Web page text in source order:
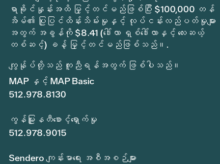
ရာခိုင်နှုန်းအထိ မြှင့်တင်မည်ဖြစ်ပြီး $100,000 တန်
အိမ်၏ ပြုပြင်ထိန်းသိမ်းမှုနှင့် လုပ်ငန်းလည်ပတ်မှုများ
အတွက် အခွန်ကို $8.41 (ဒေါ်လာ ရှစ်ဒေါ်လာနှင့် လေးဆယ့်
တစ်ဆင့်) ခန့် မြှင့်တင်မည်ဖြစ်သည်။.
ကျွန်ုပ်တို့သည် ကူညီရန်အတွက် ဖြစ်ပါသည်။
MAP နှင့် MAP Basic
512.978.8130
ကွန်မြူနတီစောင့်ရှောက်မှု
512.978.9015
Sendero ကျန်းမာရေး အစီအစဉ်များ